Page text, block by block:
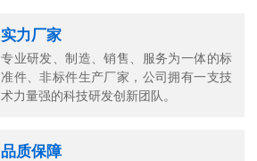
实力厂家
专业研发、制造、销售、服务为一体的标
准件、非标件生产厂家，公司拥有一支技
术力量强的科技研发创新团队。
品质保障